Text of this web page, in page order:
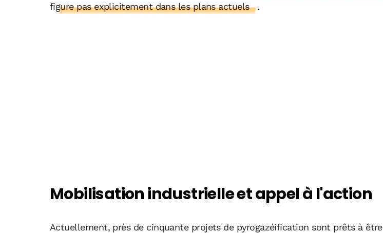
figure pas explicitement dans les plans actuels
.
Mobilisation industrielle et appel à l'action
Actuellement, près de cinquante projets de pyrogazéification sont prêts à être